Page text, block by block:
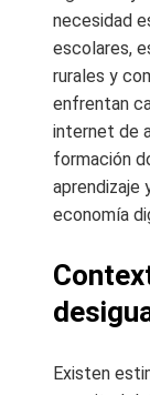
necesidad
escolares,
rurales y
enfrentan
internet de
formación
aprendizaje
economía
Existen